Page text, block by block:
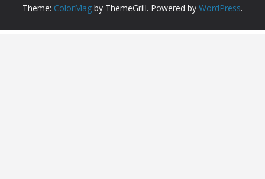
Theme: ColorMag by ThemeGrill. Powered by WordPress.